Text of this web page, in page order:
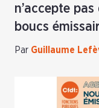
n’accepte
boucs
Par Guillaume